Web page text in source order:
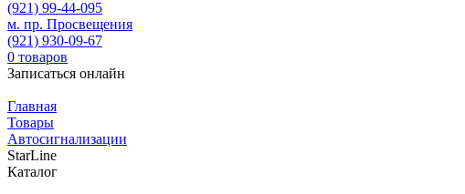
(921) 99-44-095
м. пр. Просвещения
(921) 930-09-67
0 товаров
Записаться онлайн
Главная
Товары
Автосигнализации
StarLine
Каталог